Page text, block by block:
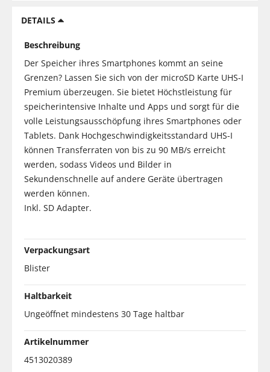
DETAILS
Beschreibung
Der Speicher ihres Smartphones kommt an seine
Grenzen? Lassen Sie sich von der microSD Karte UHS-I
Premium überzeugen. Sie bietet Höchstleistung für
speicherintensive Inhalte und Apps und sorgt für die
volle Leistungsausschöpfung ihres Smartphones oder
Tablets. Dank Hochgeschwindigkeitsstandard UHS-I
können Transferraten von bis zu 90 MB/s erreicht
werden, sodass Videos und Bilder in
Sekundenschnelle auf andere Geräte übertragen
werden können.
Inkl. SD Adapter.
Verpackungsart
Blister
Haltbarkeit
Ungeöffnet mindestens 30 Tage haltbar
Artikelnummer
4513020389